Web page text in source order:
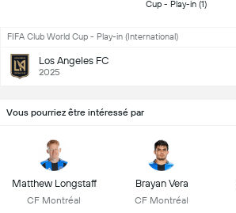
FIFA Club World Cup - Play-in (International)
Los Angeles FC
2025
Vous pourriez être intéressé par
Matthew Longstaff
CF Montréal
Brayan Vera
CF Montréal